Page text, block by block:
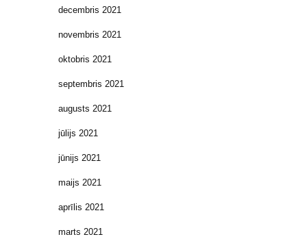
decembris 2021
novembris 2021
oktobris 2021
septembris 2021
augusts 2021
jūlijs 2021
jūnijs 2021
maijs 2021
aprīlis 2021
marts 2021